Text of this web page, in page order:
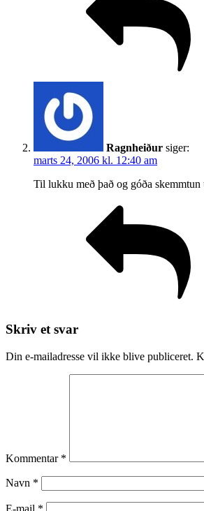
Ragnheiður siger:
marts 24, 2006 kl. 12:40 am
Til lukku með það og góða skemmtun
Skriv et svar
Din e-mailadresse vil ikke blive publiceret.
Kommentar *
Navn *
E-mail *